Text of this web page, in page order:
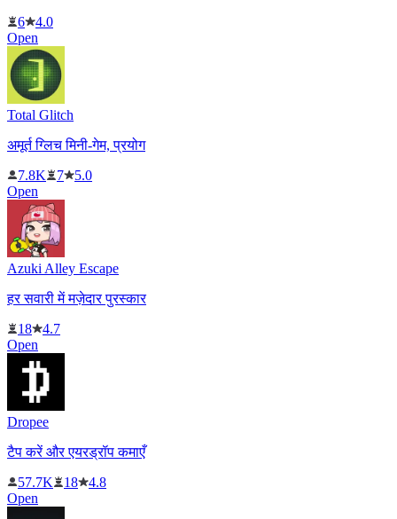
6
4.0
Open
Total Glitch
अमूर्त ग्लिच मिनी-गेम, प्रयोग
7.8K
7
5.0
Open
Azuki Alley Escape
हर सवारी में मज़ेदार पुरस्कार
18
4.7
Open
Dropee
टैप करें और एयरड्रॉप कमाएँ
57.7K
18
4.8
Open